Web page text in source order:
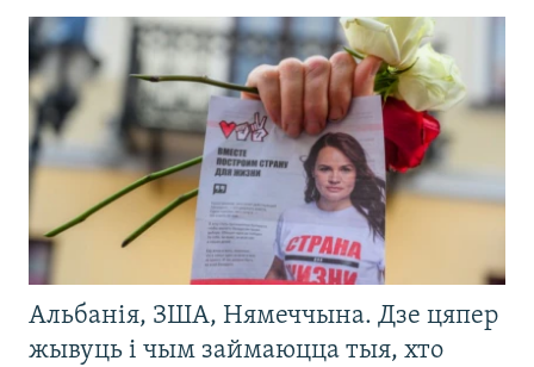
Альбанія, ЗША, Нямеччына. Дзе цяпер
жывуць і чым займаюцца тыя, хто